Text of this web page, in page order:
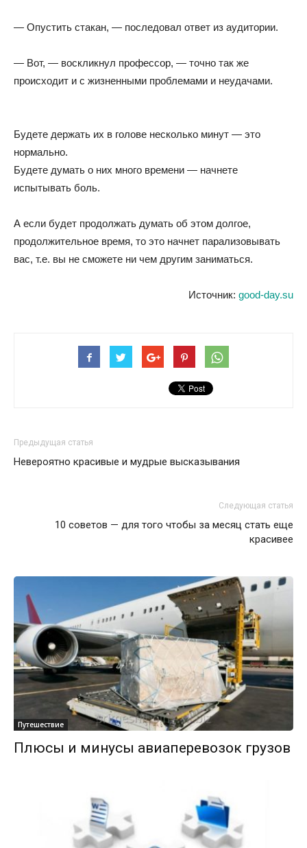
— Опустить стакан, — последовал ответ из аудитории.
— Вот, — воскликнул профессор, — точно так же
происходит и с жизненными проблемами и неудачами.
Будете держать их в голове несколько минут — это
нормально.
Будете думать о них много времени — начнете
испытывать боль.
А если будет продолжать думать об этом долгое,
продолжительное время, то это начнет парализовывать
вас, т.е. вы не сможете ни чем другим заниматься.
Источник: good-day.su
Предыдущая статья
Невероятно красивые и мудрые высказывания
Следующая статья
10 советов — для того чтобы за месяц стать еще
красивее
Путешествие
Плюсы и минусы авиаперевозок грузов